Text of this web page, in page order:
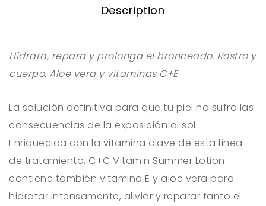
Description
Hidrata, repara y prolonga el bronceado. Rostro y
cuerpo. Aloe vera y vitaminas C+E
La solución definitiva para que tu piel no sufra las
consecuencias de la exposición al sol.
Enriquecida con la vitamina clave de esta línea
de tratamiento, C+C Vitamin Summer Lotion
contiene también vitamina E y aloe vera para
hidratar intensamente, aliviar y reparar tanto el